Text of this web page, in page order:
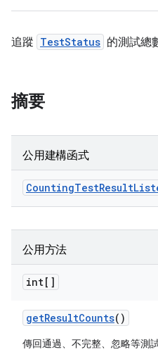
追蹤 TestStatus 的測試總
摘要
公用建構函式
CountingTestResult
公用方法
int[]
getResultCounts()
傳回通過、不完整、忽略等測試